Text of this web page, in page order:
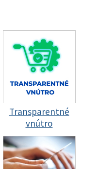
Transparentné
vnútro